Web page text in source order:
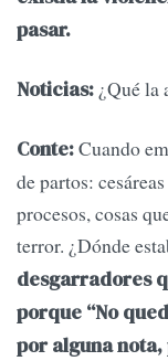
pasar.
Noticias: ¿Qué la
Conte:Cuando
de partos:
procesos, cosas
terror. ¿Dónde
desgarradores
porque “No
por alguna